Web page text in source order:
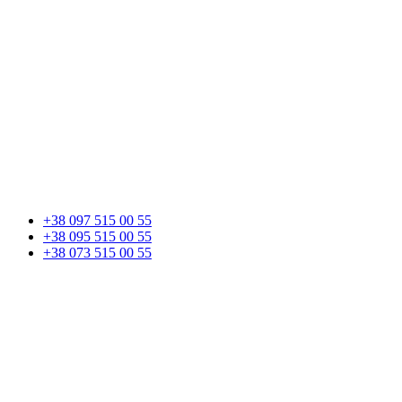
+38 097 515 00 55
+38 095 515 00 55
+38 073 515 00 55